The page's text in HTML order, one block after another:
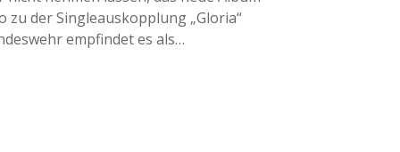
zu der Singleauskopplung „Gloria“
empfindet es als…